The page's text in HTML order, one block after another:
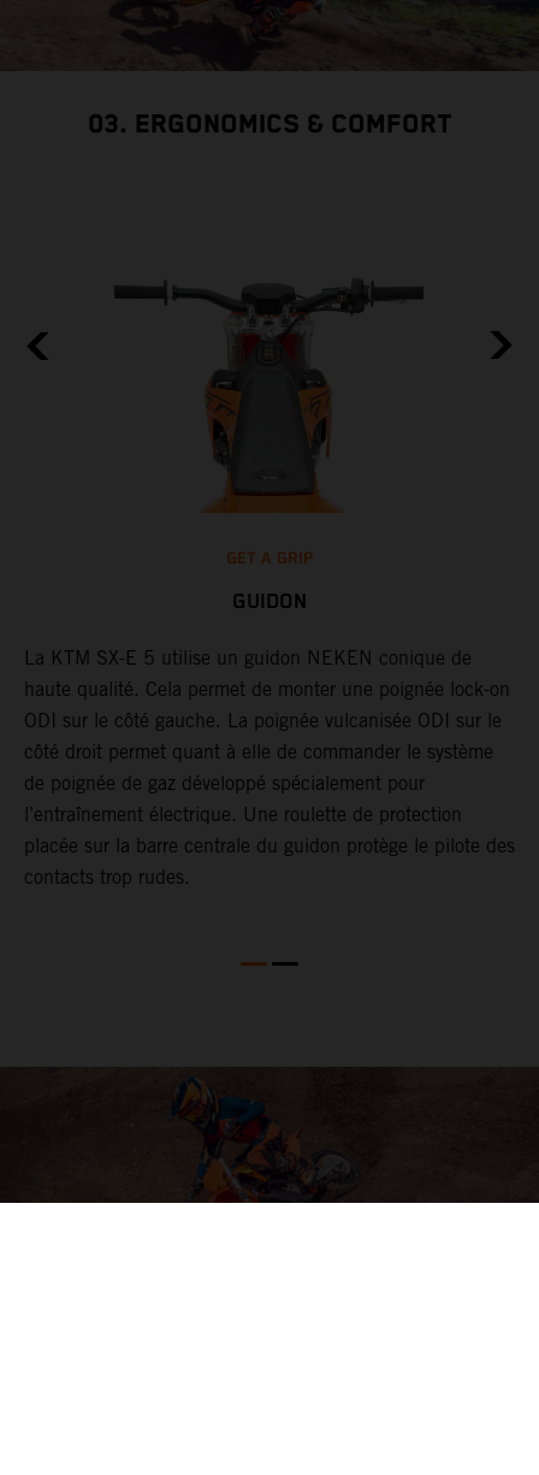
03. ERGONOMICS & COMFORT
GET A GRIP
GUIDON
La KTM SX-E 5 utilise un guidon NEKEN conique de
haute qualité. Cela permet de monter une poignée lock-on
ODI sur le côté gauche. La poignée vulcanisée ODI sur le
côté droit permet quant à elle de commander le système
de poignée de gaz développé spécialement pour
l’entraînement électrique. Une roulette de protection
placée sur la barre centrale du guidon protège le pilote des
contacts trop rudes.